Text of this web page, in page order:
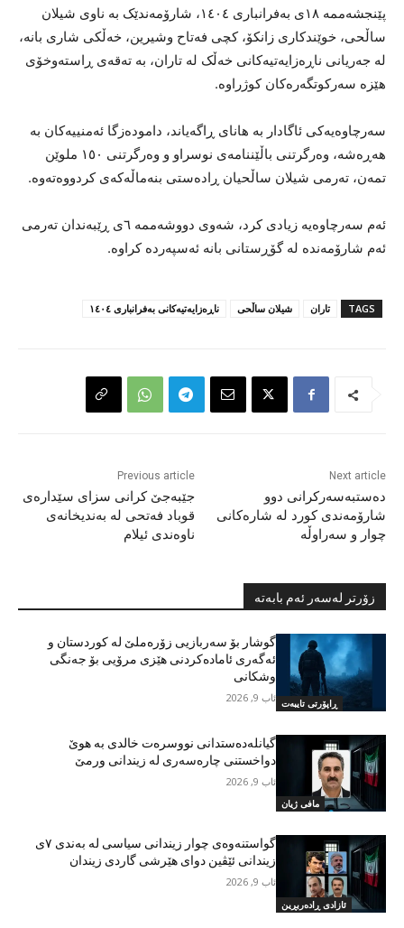
پێنجشەممە ١٨ی بەفرانباری ١٤٠٤، شارۆمەندێک بە ناوی شیلان
ساڵحی، خوێندکاری زانکۆ، کچی فەتاح وشیرین، خەڵکی شاری بانە،
لە جەریانی ناڕەزایەتیەکانی خەڵک لە تاران، بە تەقەی ڕاستەوخۆی
هێزه سەرکوتگەرەکان کوژراوە.
سەرچاوەیەکی ئاگادار بە هانای ڕاگەیاند، دامودەزگا ئەمنییەکان بە
هەڕەشە، وەرگرتنی باڵێننامەی نوسراو و وەرگرتنی ١٥٠ ملوێن
تمەن، تەرمی شیلان ساڵحیان ڕادەستی بنەماڵەکەی کردووەتەوە.
ئەم سەرچاوەیە زیادی کرد، شەوی دووشەممە ٦ی ڕێبەندان تەرمی
ئەم شارۆمەندە لە گۆڕستانی بانە ئەسپەردە کراوە.
TAGS تاران شیلان ساڵحی ناڕەزایەتیەکانی بەفرانباری ١٤٠٤
Previous article
جێبەجێ کرانی سزای سێدارەی
قوباد فەتحی لە بەندیخانەی
ناوەندی ئیلام
Next article
دەستبەسەرکرانی دوو
شارۆمەندی کورد لە شارەکانی
چوار و سەراوڵە
زۆرتر لەسەر ئەم بابەتە
ڕاپۆرتی تایبەت
گوشار بۆ سەربازیی زۆرەملێ لە کوردستان و
ئەگەری ئامادەکردنی هێزی مرۆیی بۆ جەنگی
وشکانی
ئاب 9, 2026
مافی ژیان
گیانلەدەستدانی نووسرەت خالدی بە هوێ
دواخستنی چارەسەری لە زیندانی ورمێ
ئاب 9, 2026
ئازادی ڕادەربڕین
گواستنەوەی چوار زیندانی سیاسی لە بەندی ٧ی
زیندانی ئێڤین دوای هێرشی گاردی زیندان
ئاب 9, 2026